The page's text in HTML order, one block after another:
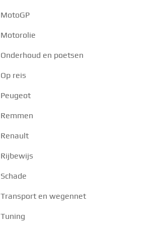
MotoGP
Motorolie
Onderhoud en poetsen
Op reis
Peugeot
Remmen
Renault
Rijbewijs
Schade
Transport en wegennet
Tuning